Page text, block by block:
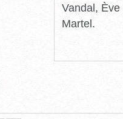
Vandal,
Martel.